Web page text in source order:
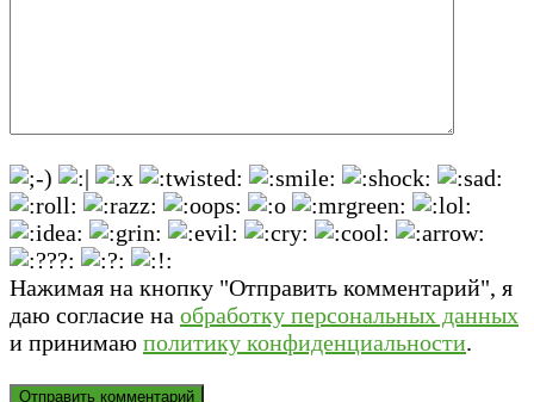
Нажимая на кнопку "Отправить комментарий", я
даю согласие на обработку персональных данных
и принимаю политику конфиденциальности.